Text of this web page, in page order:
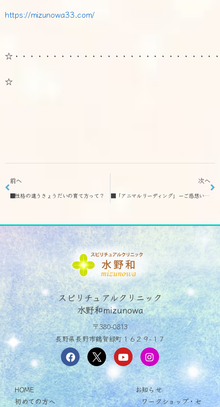
https://mizunowa33.com/
☆・・・・・・・・・・・・・・・・・・・・・・・・・・
☆
前へ
■性格の違うきょうだいの育て方って？
次へ
■「アニマルリーディング」ーご感想いただきました
スピリチュアルクリニック
水野和mizunowa
〒380-0813
長野県長野市鶴賀緑町１６２９−１７
HOME
初めての方へ
お知らせ
ワークショップ・セ